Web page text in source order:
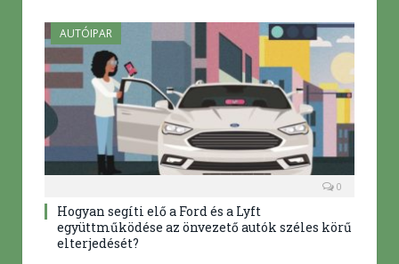
AUTÓIPAR
0
Hogyan segíti elő a Ford és a Lyft
együttműködése az önvezető autók széles körű
elterjedését?